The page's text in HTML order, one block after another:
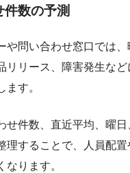
件数の予測
や問い合わせ窓口では
リリース、障害発生な
ます。
せ件数、直近平均、曜
理することで、人員配
なります。